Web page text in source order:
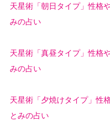
天星術「朝日タイプ」性格
みの占い
天星術「真昼タイプ」性格
みの占い
天星術「夕焼けタイプ」性
とみの占い